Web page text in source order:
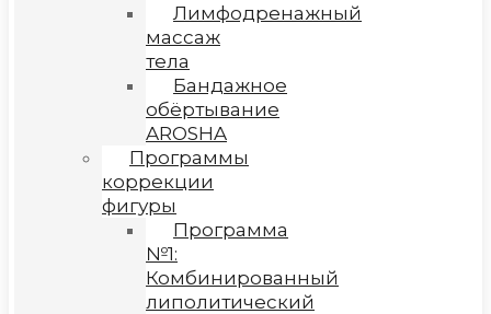
Лимфодренажный
массаж
тела
Бандажное
обёртывание
AROSHA
Программы
коррекции
фигуры
Программа
№1:
Комбинированный
липолитический